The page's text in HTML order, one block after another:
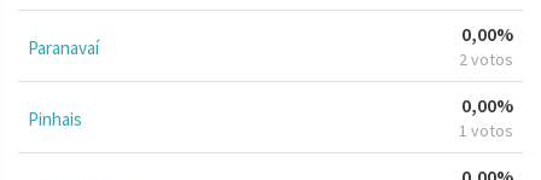
Paranavaí
0,00%
2 votos
Pinhais
0,00%
1 votos